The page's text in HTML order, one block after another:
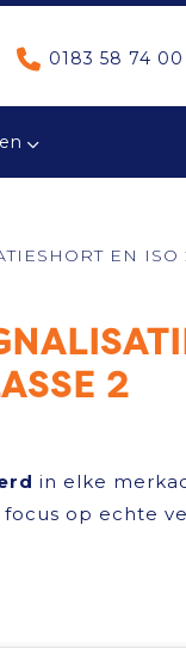
0183 58 74 00
EN ISO
2
in elke
op echte